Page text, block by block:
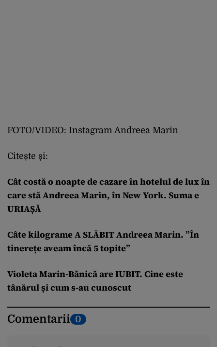
FOTO/VIDEO: Instagram Andreea Marin
Citește și:
Cât costă o noapte de cazare în hotelul de lux în
care stă Andreea Marin, în New York. Suma e
URIAȘĂ
Câte kilograme A SLĂBIT Andreea Marin. ”În
tinerețe aveam încă 5 topite”
Violeta Marin-Bănică are IUBIT. Cine este
tânărul și cum s-au cunoscut
Comentarii 0